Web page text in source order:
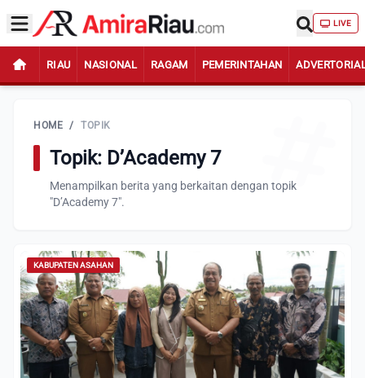
LIVE
RIAU NASIONAL RAGAM PEMERINTAHAN
HOME / TOPIK
Topik: D’Academy 7
Menampilkan berita yang berkaitan dengan topik
"D’Academy 7".
KABUPATEN ASAHAN